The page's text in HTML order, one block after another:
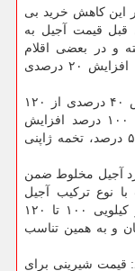
این کاهش خرید بی
قبل قیمت آجیل به
داشته و در بعضی اقلام
افزایش قیمت ۱۰۰ درصدی و در بعضی اقلام افزایش ۲۰ درصدی
وی بیان نمود: پسته به طور متوسط با افزایش ۴۰ درصدی از ۱۲۰
هزارتومان به ۱۸۰ هزار تومان رسیده، فندق ۱۰۰ درصد افزایش
قیمت، تخمه آفتابگردان ۲۰ درصد، نخودچی ۵۰ درصد، تخمه ژاپنی
آجیل مخلوط ضمن
با نوع ترکیب آجیل
محاسبه می شود، افزود: میانگین آجیل شور کیلویی ۱۰۰ تا ۱۲۰
حدود۲۸۰ هزارتومان و به همین تناسب
قیمت شیرینی برای